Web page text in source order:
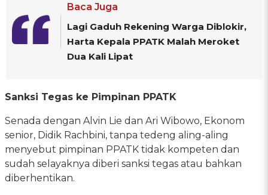
Baca Juga
Lagi Gaduh Rekening Warga Diblokir,
Harta Kepala PPATK Malah Meroket
Dua Kali Lipat
Sanksi Tegas ke Pimpinan PPATK
Senada dengan Alvin Lie dan Ari Wibowo, Ekonom
senior, Didik Rachbini, tanpa tedeng aling-aling
menyebut pimpinan PPATK tidak kompeten dan
sudah selayaknya diberi sanksi tegas atau bahkan
diberhentikan.